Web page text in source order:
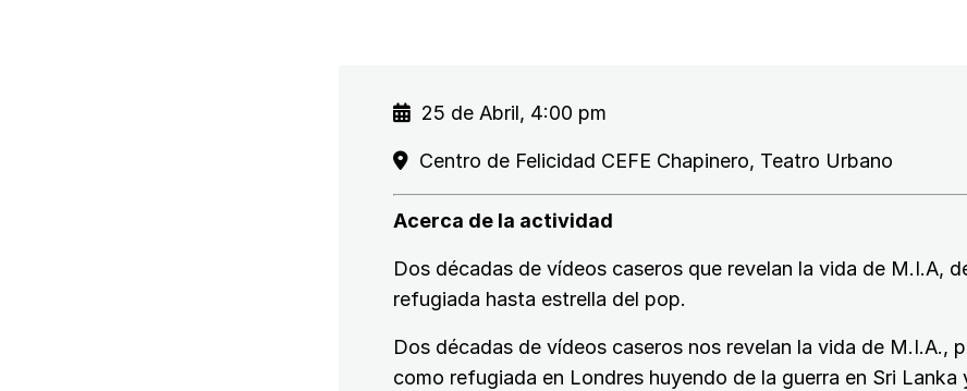
25 de Abril, 4:00 pm
Centro de Felicidad CEFE Chapinero, Teatro Urbano
Acerca de la actividad
Dos décadas de vídeos caseros que revelan la vida de M.I.A,
refugiada hasta estrella del pop.
Dos décadas de vídeos caseros nos revelan la vida de M.I.A.,
como refugiada en Londres huyendo de la guerra en Sri Lanka